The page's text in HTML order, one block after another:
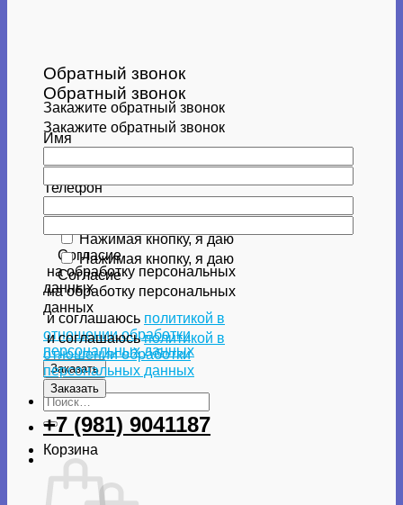
Обратный звонок
Закажите обратный звонок
Имя
Телефон
Нажимая кнопку, я даю
Согласие
на обработку персональных
данных
и соглашаюсь политикой в
отношении обработки
персональных данных
Искать:
Корзина
Обратный звонок
Закажите обратный звонок
Нажимая кнопку, я даю
Согласие
на обработку персональных
данных
и соглашаюсьполитикой в
отношении обработки
персональных данных
+7 (981) 9041187